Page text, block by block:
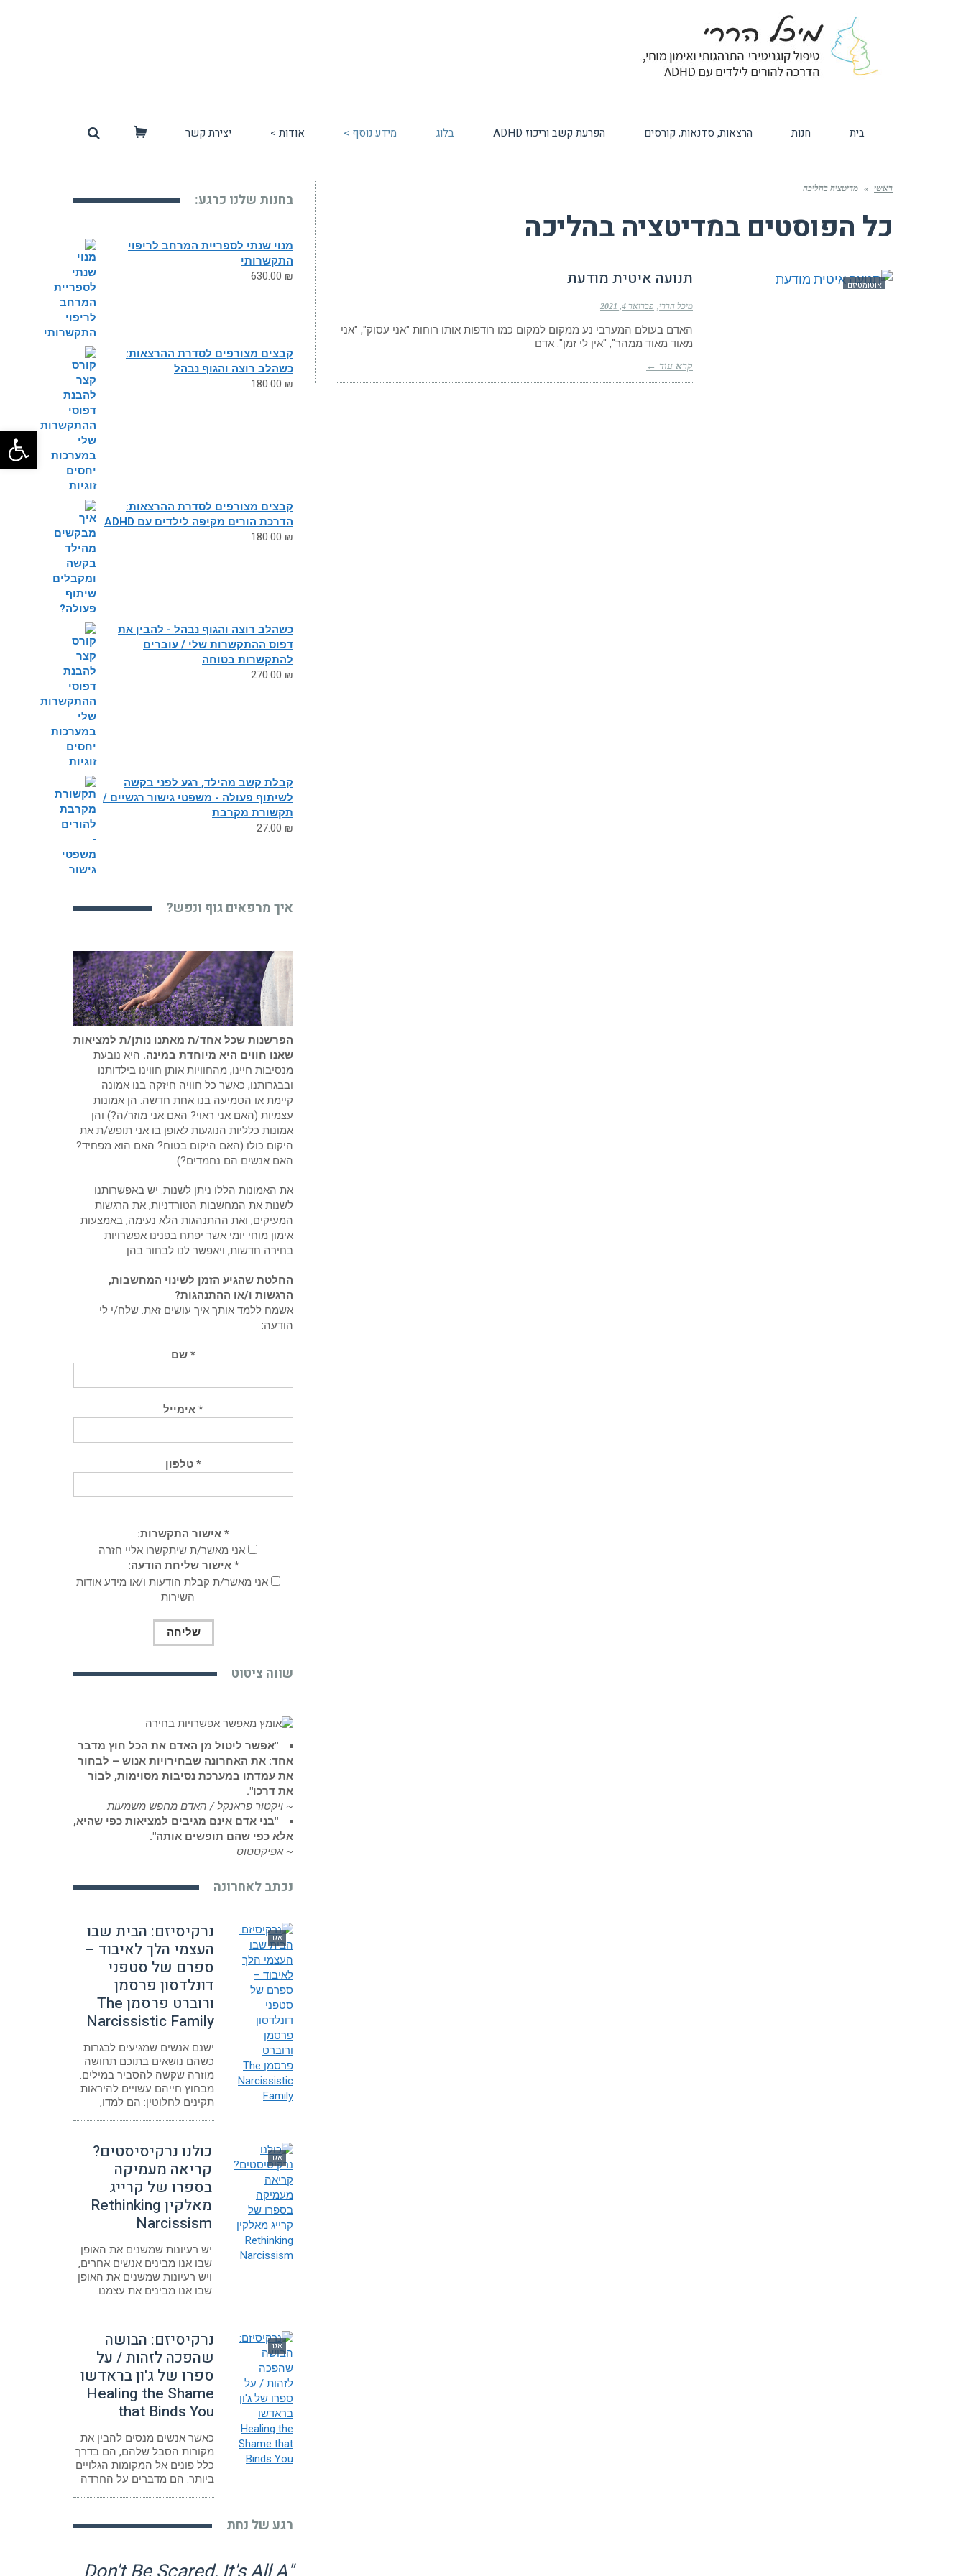
בית חנות הרצאות, סדנאות, קורסים הפרעת קשב וריכוז ADHD בלוג מידע נוסף > אודות > יצירת קשר
ראשי » מדיטציה בהליכה
כל הפוסטים במדיטציה בהליכה
אוטומטיזם תנועה איטית מודעת
מיכל הררי פברואר 4, 2021
האדם בעולם המערבי נע ממקום למקום כמו רודפות אותו רוחות "אני עסוק", "אני
מאוד מאוד ממהר", "אין לי זמן". אדם
קרא עוד ←
בחנות שלנו כרגע:
מנוי שנתי לספריית המרחב לריפוי
התקשרותי
630.00 ₪
קבצים מצורפים לסדרת ההרצאות:
כשהלב רוצה והגוף נבהל
180.00 ₪
קבצים מצורפים לסדרת ההרצאות:
הדרכת הורים מקיפה לילדים עם ADHD
180.00 ₪
כשהלב רוצה והגוף נבהל - להבין את
דפוס ההתקשרות שלי / עוברים
להתקשרות בטוחה
270.00 ₪
קבלת קשב מהילד, רגע לפני בקשה
לשיתוף פעולה - משפטי גישור רגשיים /
תקשורת מקרבת
27.00 ₪
איך מרפאים גוף ונפש?
הפרשנות שכל אחד/ת מאתנו נותן/ת למציאות
שאנו חווים היא מיוחדת במינה. היא נובעת
מנסיבות חיינו, מהחוויות אותן חווינו בילדותנו
ובבגרותנו, כאשר כל חוויה חיזקה בנו אמונה
קיימת או הטמיעה בנו אחת חדשה. הן אמונות
עצמיות (האם אני ראוי? האם אני מוזר/ה?) והן
אמונות כלליות הנוגעות לאופן בו אני תופש/ת את
היקום כולו (האם היקום בטוח? האם הוא מפחיד?
האם אנשים הם נחמדים?).
את האמונות הללו ניתן לשנות. יש באפשרותנו
לשנות את המחשבות הטורדניות, את הרגשות
המעיקים, ואת ההתנהגות הלא נעימה, באמצעות
אימון מוחי יומי אשר יפתח בפנינו אפשרויות
בחירה חדשות, ויאפשר לנו לבחור בהן.
החלטת שהגיע הזמן לשינוי המחשבות,
הרגשות ו/או ההתנהגות?
אשמח ללמד אותך איך עושים זאת. שלח/י לי
הודעה:
* שם
* אימייל
* טלפון
* אישור התקשרות:
אני מאשר/ת שיתקשרו אליי חזרה
* אישור שליחת הודעה:
אני מאשר/ת קבלת הודעות ו/או מידע אודות
השירות
שווה ציטוט
"אפשר ליטול מן האדם את הכל חוץ מדבר
אחד: את האחרונה שבחירויות אנוש – לבחור
את עמדתו במערכת נסיבות מסוימות, לבוֹר
את דרכו".
~ ויקטור פראנקל / האדם מחפש משמעות
"בני אדם אינם מגיבים למציאות כפי שהיא,
אלא כפי שהם תופשים אותה".
~ אפיקטטוס
נכתב לאחרונה
אגו
נרקיסיזם: הבית שבו
העצמי הלך לאיבוד –
ספרם של סטפני
דונלדסון פרסמן
ורוברט פרסמן The
Narcissistic Family
ישנם אנשים שמגיעים לבגרות
כשהם נושאים בתוכם תחושה
מוזרה שקשה להסביר במילים.
מבחוץ חייהם עשויים להיראות
תקינים לחלוטין: הם למדו,
אגו
כולנו נרקיסיסטים?
קריאה מעמיקה
בספרו של קרייג
מאלקין Rethinking
Narcissism
יש רעיונות שמשנים את האופן
שבו אנו מבינים אנשים אחרים,
ויש רעיונות שמשנים את האופן
שבו אנו מבינים את עצמנו.
אגו
נרקיסיזם: הבושה
שהפכה לזהות / על
ספרו של ג'ון בראדשו
Healing the Shame
that Binds You
כאשר אנשים מנסים להבין את
מקורות הסבל שלהם, הם בדרך
כלל פונים אל המקומות הגלויים
ביותר. הם מדברים על החרדה
רגע של נחת